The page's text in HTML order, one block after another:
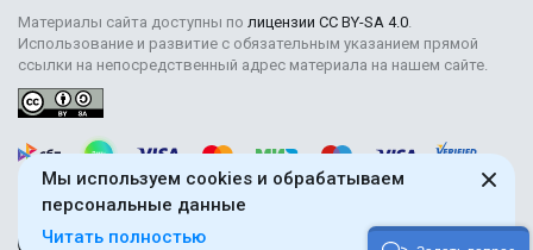
Мы используем cookies и обрабатываем
персональные данные
Читать полностью
Материалы сайта доступны по лицензии CC BY-SA 4.0.
Использование и развитие с обязательным указанием прямой
ссылки на непосредственный адрес материала на нашем сайте.
18+